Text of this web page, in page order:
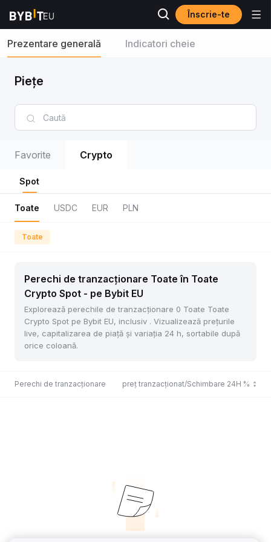
Înscrie-te
Prezentare generală Indicatori cheie
Piețe
Favorite Crypto
Spot
Toate USDC EUR PLN
Toate
Perechi de tranzacționare Toate în Toate
Crypto Spot - pe Bybit EU
Explorează perechile de tranzacționare 0 Toate Toate
Crypto Spot pe Bybit EU, inclusiv . Vizualizează prețurile
live, capitalizarea de piață și variația 24 h, sortabile după
orice coloană.
Perechi de tranzacționareUltimul preț tranzacționat/Schimbare 24H %